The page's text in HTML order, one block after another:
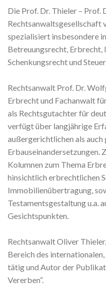
Die Prof. Dr. Thieler – Prof.
Rechtsanwaltsgesellschaft
spezialisiert insbesondere
Betreuungsrecht,
Schenkungsrecht und
Rechtsanwalt Prof. Dr.
Erbrecht und Fachanwalt
als Rechtsgutachter für
verfügt über langjährige
außergerichtlichen als auch
Erbauseinandersetzungen.
Kolumnen zum Thema
hinsichtlich erbrechtlichen
Immobilienübertragung,
Testamentsgestaltung u.a.
Gesichtspunkten.
Rechtsanwalt Oliver
Bereich des
tätig und Autor der
Vererben“.